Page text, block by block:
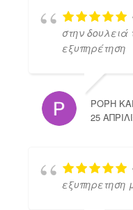
στην δουλειά
εξυπηρέτηση
POPH
25
εξυπηρετηση